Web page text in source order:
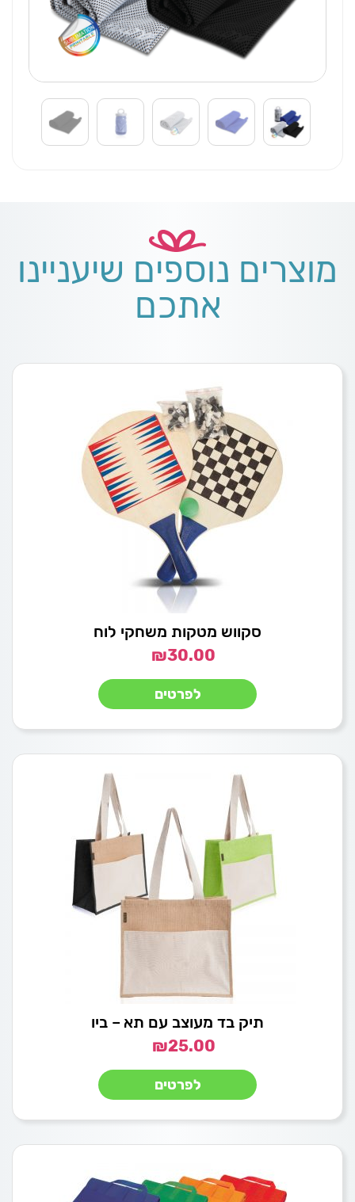
מוצרים נוספים שיעניינו
אתכם
סקווש מטקות משחקי לוח
₪30.00
לפרטים
תיק בד מעוצב עם תא – ביו
₪25.00
לפרטים